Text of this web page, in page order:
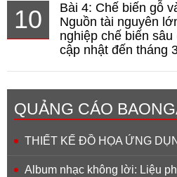
10
Bài 4: Chế biến gỗ
Nguồn tài nguyên
nghiệp chế biến
cập nhật đến tháng
QUẢNG CÁO
THIẾT KẾ ĐỒ HỌA ỨNG
Album nhạc không lời: Liệu